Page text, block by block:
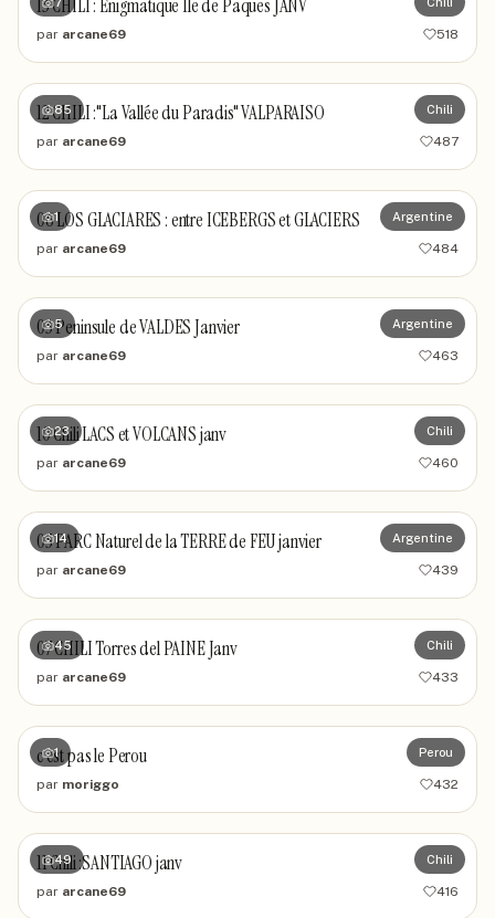
13 CHILI : Enigmatique Ile de Paques JANV
par arcane69 518
85 Chili
12 CHILI :"La Vallée du Paradis" VALPARAISO
par arcane69 487
1 Argentine
06 LOS GLACIARES : entre ICEBERGS et GLACIERS
par arcane69 484
5 Argentine
03 Peninsule de VALDES Janvier
par arcane69 463
23 Chili
10 Chili LACS et VOLCANS janv
par arcane69 460
14 Argentine
05 PARC Naturel de la TERRE de FEU janvier
par arcane69 439
45 Chili
07 CHILI Torres del PAINE Janv
par arcane69 433
1 Perou
c est pas le Perou
par moriggo 432
49 Chili
11 Chili :SANTIAGO janv
par arcane69 416